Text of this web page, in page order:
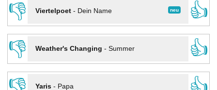
👎
neu
Viertelpoet- Dein Name
👍
👎
Weather's Changing - Summer
👍
Yaris- Papa